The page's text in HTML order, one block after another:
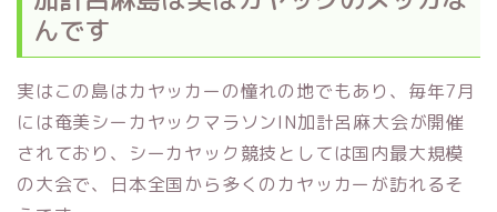
んです
実はこの島はカヤッカーの憧れの地でもあり、毎年7月
には奄美シーカヤックマラソンIN加計呂麻大会が開催
されており、シーカヤック競技としては国内最大規模
の大会で、日本全国から多くのカヤッカーが訪れるそ